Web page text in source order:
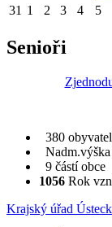
31 1 2 3 4 5
Senioři
380 obyvatel
9 částí obce
1056 Rok
Krajský úřad